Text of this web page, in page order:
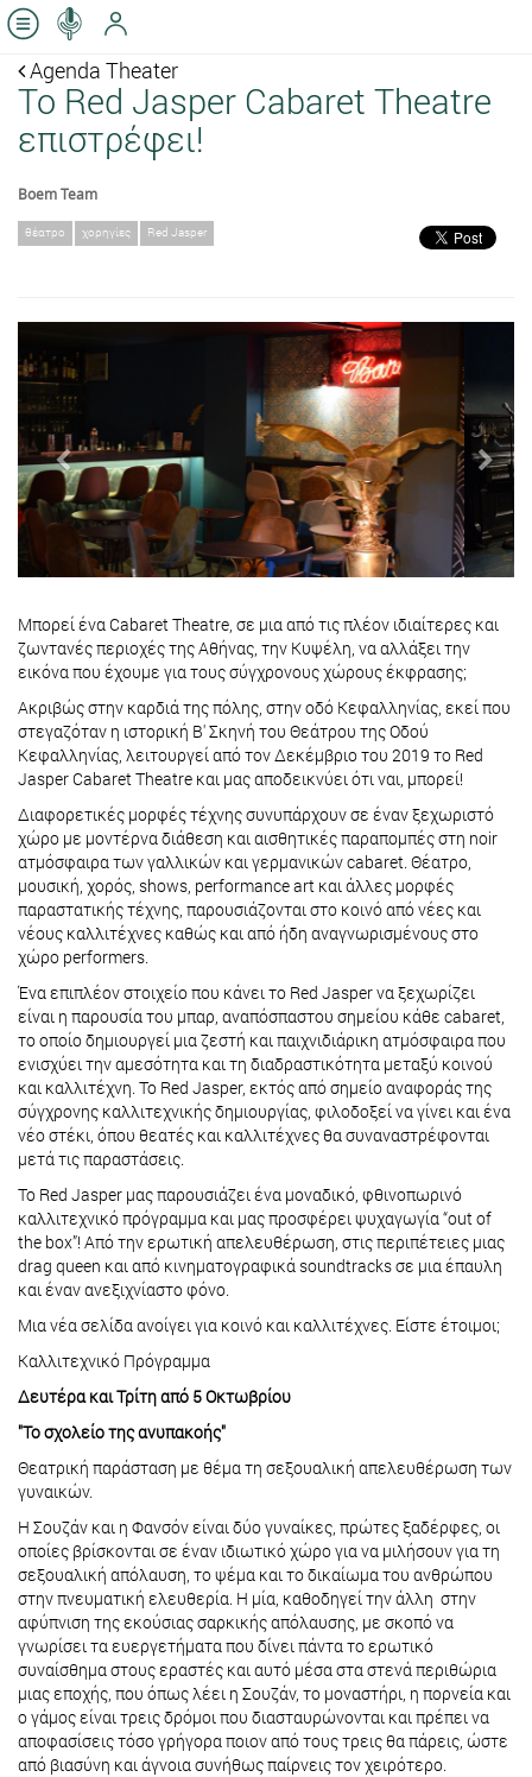
Agenda Theater
Το Red Jasper Cabaret Theatre
επιστρέφει!
Boem Team
θέατρο χορηγίες Red Jasper
Μπορεί ένα Cabaret Theatre, σε μια από τις πλέον ιδιαίτερες και
ζωντανές περιοχές της Αθήνας, την Κυψέλη, να αλλάξει την
εικόνα που έχουμε για τους σύγχρονους χώρους έκφρασης;
Ακριβώς στην καρδιά της πόλης, στην οδό Κεφαλληνίας, εκεί που
στεγαζόταν η ιστορική Β' Σκηνή του Θεάτρου της Οδού
Κεφαλληνίας, λειτουργεί από τον Δεκέμβριο του 2019 το Red
Jasper Cabaret Theatre και μας αποδεικνύει ότι ναι, μπορεί!
Διαφορετικές μορφές τέχνης συνυπάρχουν σε έναν ξεχωριστό
χώρο με μοντέρνα διάθεση και αισθητικές παραπομπές στη noir
ατμόσφαιρα των γαλλικών και γερμανικών cabaret. Θέατρο,
μουσική, χορός, shows, performance art και άλλες μορφές
παραστατικής τέχνης, παρουσιάζονται στο κοινό από νέες και
νέους καλλιτέχνες καθώς και από ήδη αναγνωρισμένους στο
χώρο performers.
Ένα επιπλέον στοιχείο που κάνει το Red Jasper να ξεχωρίζει
είναι η παρουσία του μπαρ, αναπόσπαστου σημείου κάθε cabaret,
το οποίο δημιουργεί μια ζεστή και παιχνιδιάρικη ατμόσφαιρα που
ενισχύει την αμεσότητα και τη διαδραστικότητα μεταξύ κοινού
και καλλιτέχνη. Το Red Jasper, εκτός από σημείο αναφοράς της
σύγχρονης καλλιτεχνικής δημιουργίας, φιλοδοξεί να γίνει και ένα
νέο στέκι, όπου θεατές και καλλιτέχνες θα συναναστρέφονται
μετά τις παραστάσεις.
Το Red Jasper μας παρουσιάζει ένα μοναδικό, φθινοπωρινό
καλλιτεχνικό πρόγραμμα και μας προσφέρει ψυχαγωγία “out of
the box”! Από την ερωτική απελευθέρωση, στις περιπέτειες μιας
drag queen και από κινηματογραφικά soundtracks σε μια έπαυλη
και έναν ανεξιχνίαστο φόνο.
Μια νέα σελίδα ανοίγει για κοινό και καλλιτέχνες. Είστε έτοιμοι;
Καλλιτεχνικό Πρόγραμμα
Δευτέρα και Τρίτη από 5 Οκτωβρίου
"Το σχολείο της ανυπακοής"
Θεατρική παράσταση με θέμα τη σεξουαλική απελευθέρωση των
γυναικών.
Η Σουζάν και η Φανσόν είναι δύο γυναίκες, πρώτες ξαδέρφες, οι
οποίες βρίσκονται σε έναν ιδιωτικό χώρο για να μιλήσουν για τη
σεξουαλική απόλαυση, το ψέμα και το δικαίωμα του ανθρώπου
στην πνευματική ελευθερία. Η μία, καθοδηγεί την άλλη στην
αφύπνιση της εκούσιας σαρκικής απόλαυσης, με σκοπό να
γνωρίσει τα ευεργετήματα που δίνει πάντα το ερωτικό
συναίσθημα στους εραστές και αυτό μέσα στα στενά περιθώρια
μιας εποχής, που όπως λέει η Σουζάν, το μοναστήρι, η πορνεία και
ο γάμος είναι τρεις δρόμοι που διασταυρώνονται και πρέπει να
αποφασίσεις τόσο γρήγορα ποιον από τους τρεις θα πάρεις, ώστε
από βιασύνη και άγνοια συνήθως παίρνεις τον χειρότερο.